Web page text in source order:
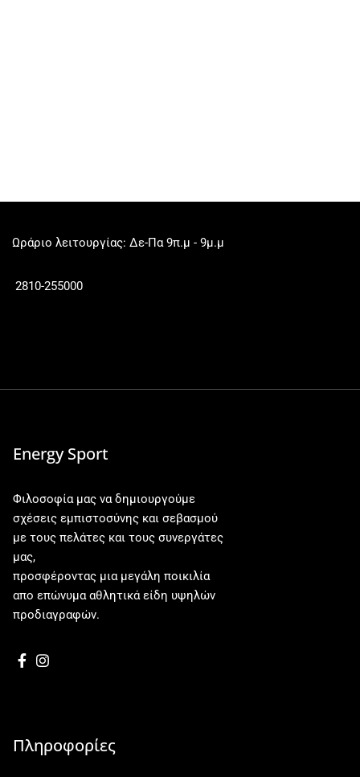
Ωράριο λειτουργίας: Δε-Πα 9π.μ - 9μ.μ
2810-255000
Energy Sport
Φιλοσοφία μας να δημιουργούμε
σχέσεις εμπιστοσύνης και σεβασμού
με τους πελάτες και τους συνεργάτες
μας,
προσφέροντας μια μεγάλη ποικιλία
απο επώνυμα αθλητικά είδη υψηλών
προδιαγραφών.
Πληροφορίες